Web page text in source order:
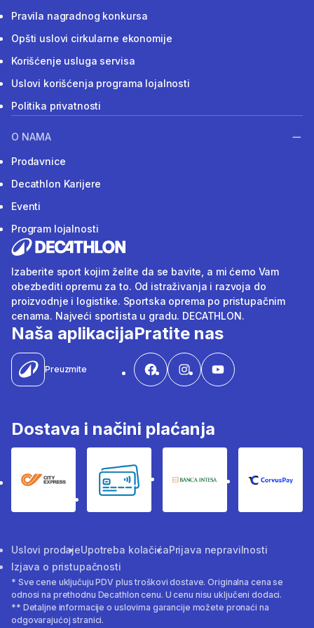
Pravila nagradnog konkursa
Opšti uslovi cirkularne ekonomije
Korišćenje usluga servisa
Uslovi korišćenja programa lojalnosti
Politika privatnosti
O NAMA
Prodavnice
Decathlon Karijere
Eventi
Program lojalnosti
Izaberite sport kojim želite da se bavite, a mi ćemo Vam
obezbediti opremu za to. Od istraživanja i razvoja do
proizvodnje i logistike. Sportska oprema po pristupačnim
cenama. Najveći sportista u gradu. DECATHLON.
Naša aplikacija
Preuzmite
Pratite nas
Dostava i načini plaćanja
City Express Bankovne karticeBanka Intesa
Uslovi prodajeUpotreba kolačićaPrijava nepravilnosti
Izjava o pristupačnosti
* Sve cene uključuju PDV plus troškovi dostave. Originalna cena se
odnosi na prethodnu Decathlon cenu. U cenu nisu uključeni dodaci.
** Detaljne informacije o uslovima garancije možete pronaći na
odgovarajućoj stranici.